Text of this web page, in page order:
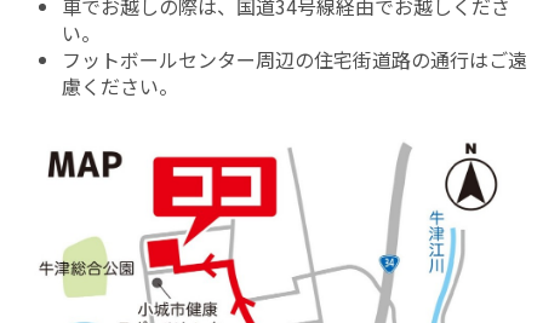
い。
フットボールセンター周辺の住宅街道路の通行はご遠
慮ください。